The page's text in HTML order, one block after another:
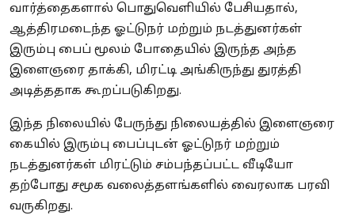
வார்த்தைகளால் பொதுவெளியில் பேசியதால்,
ஆத்திரமடைந்த ஓட்டுநர் மற்றும் நடத்துனர்கள்
இரும்பு பைப் மூலம் போதையில் இருந்த அந்த
இளைஞரை தாக்கி, மிரட்டி அங்கிருந்து துரத்தி
அடித்ததாக கூறப்படுகிறது.
இந்த நிலையில் பேருந்து நிலையத்தில் இளைஞரை
கையில் இரும்பு பைப்புடன் ஓட்டுநர் மற்றும்
நடத்துனர்கள் மிரட்டும் சம்பந்தப்பட்ட வீடியோ
தற்போது சமூக வலைத்தளங்களில் வைரலாக பரவி
வருகிறது.